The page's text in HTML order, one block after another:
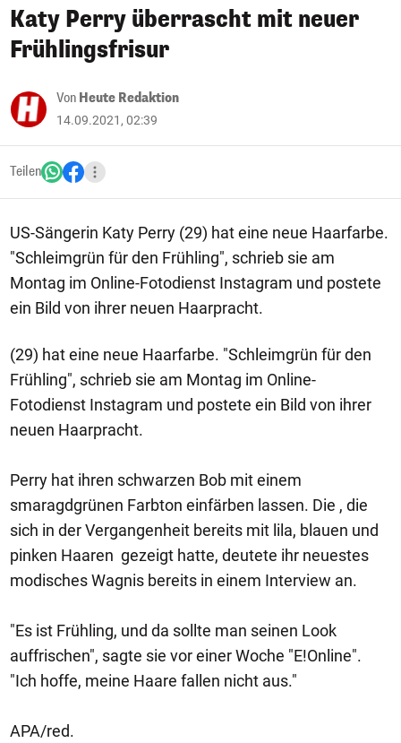
Katy Perry überrascht mit neuer
Frühlingsfrisur
Von Heute Redaktion
14.09.2021, 02:39
Teilen
US-Sängerin Katy Perry (29) hat eine neue Haarfarbe.
"Schleimgrün für den Frühling", schrieb sie am
Montag im Online-Fotodienst Instagram und postete
ein Bild von ihrer neuen Haarpracht.
(29) hat eine neue Haarfarbe. "Schleimgrün für den
Frühling", schrieb sie am Montag im Online-
Fotodienst Instagram und postete ein Bild von ihrer
neuen Haarpracht.
Perry hat ihren schwarzen Bob mit einem
smaragdgrünen Farbton einfärben lassen. Die , die
sich in der Vergangenheit bereits mit lila, blauen und
pinken Haaren gezeigt hatte, deutete ihr neuestes
modisches Wagnis bereits in einem Interview an.
"Es ist Frühling, und da sollte man seinen Look
auffrischen", sagte sie vor einer Woche "E!Online".
"Ich hoffe, meine Haare fallen nicht aus."
APA/red.